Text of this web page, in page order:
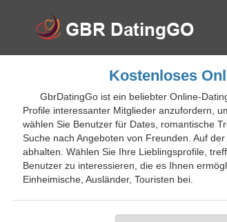
Kostenloses
GbrDatingGo ist ein beliebter Online-
Profile interessanter Mitglieder anzufordern,
wählen Sie Benutzer für Dates, romantische
Suche nach Angeboten von Freunden. Auf
abhalten. Wählen Sie Ihre Lieblingsprofile,
Benutzer zu interessieren, die es Ihnen
Einheimische, Ausländer, Touristen bei.